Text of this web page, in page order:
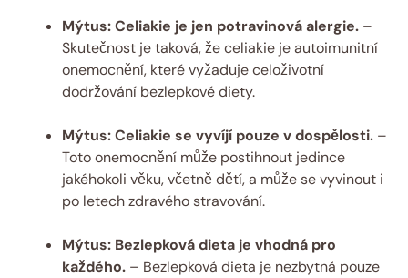
Mýtus: Celiakie je jen potravinová alergie. –
Skutečnost je taková, že celiakie je autoimunitní
onemocnění, které vyžaduje celoživotní
dodržování bezlepkové diety.
Mýtus: Celiakie se vyvíjí pouze v dospělosti. –
Toto onemocnění může postihnout jedince
jakéhokoli věku, včetně dětí, a může se vyvinout i
po letech zdravého stravování.
Mýtus: Bezlepková dieta je vhodná pro
každého. – Bezlepková dieta je nezbytná pouze